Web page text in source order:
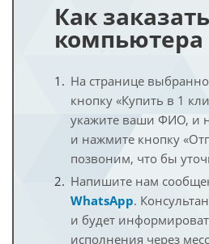
Как
компьютера
На странице
кнопку «Купить в 1
укажите ваши ФИО, и
и нажмите кнопку
позвоним, что бы
Напишите нам
WhatsApp.
и будет
исполнения через